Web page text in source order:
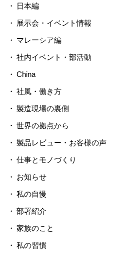
日本編
展示会・イベント情報
マレーシア編
社内イベント・部活動
China
社風・働き方
製造現場の裏側
世界の拠点から
製品レビュー・お客様の声
仕事とモノづくり
お知らせ
私の自慢
部署紹介
家族のこと
私の習慣